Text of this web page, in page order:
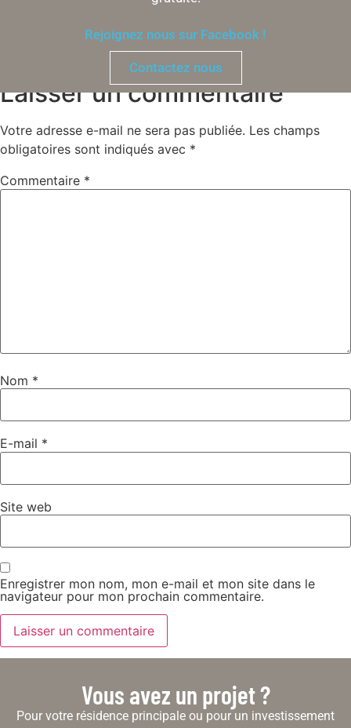
Rejoignez nous sur Facebook !
Contactez nous
Isère
Laisser un commentaire
Votre adresse e-mail ne sera pas publiée. Les champs
obligatoires sont indiqués avec *
Commentaire *
Nom *
E-mail *
Site web
Enregistrer mon nom, mon e-mail et mon site dans le
navigateur pour mon prochain commentaire.
Vous avez un projet ?
Pour votre résidence principale ou pour un investissement